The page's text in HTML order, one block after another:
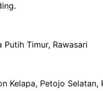
Timur, Rawasari
Kelapa, Petojo Selatan,